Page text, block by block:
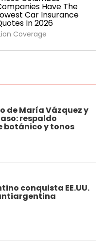
de María Vázquez y
respaldo
botánico y tonos
conquista EE.UU.